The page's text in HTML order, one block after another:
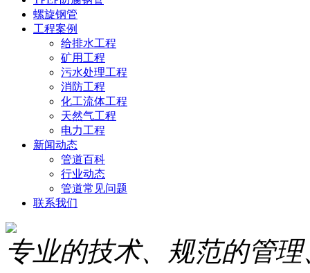
螺旋钢管
工程案例
给排水工程
矿用工程
污水处理工程
消防工程
化工流体工程
天然气工程
电力工程
新闻动态
管道百科
行业动态
管道常见问题
联系我们
专业的技术、规范的管